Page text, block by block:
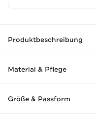
Produktbeschreibung
Material & Pflege
Größe & Passform